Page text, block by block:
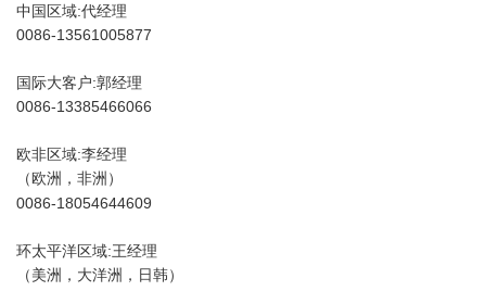
中国区域:代经理
0086-13561005877
国际大客户:郭经理
0086-13385466066
欧非区域:李经理
（欧洲，非洲）
0086-18054644609
环太平洋区域:王经理
（美洲，大洋洲，日韩）